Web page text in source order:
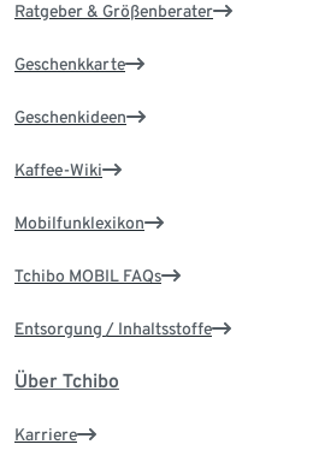
Ratgeber & Größenberater
Geschenkkarte
Geschenkideen
Kaffee-Wiki
Mobilfunklexikon
Tchibo MOBIL FAQs
Entsorgung / Inhaltsstoffe
Über Tchibo
Karriere